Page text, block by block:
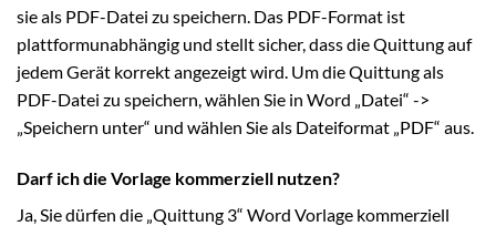
sie als PDF-Datei zu speichern. Das PDF-Format ist
plattformunabhängig und stellt sicher, dass die Quittung auf
jedem Gerät korrekt angezeigt wird. Um die Quittung als
PDF-Datei zu speichern, wählen Sie in Word „Datei“ ->
„Speichern unter“ und wählen Sie als Dateiformat „PDF“ aus.
Darf ich die Vorlage kommerziell nutzen?
Ja, Sie dürfen die „Quittung 3“ Word Vorlage kommerziell